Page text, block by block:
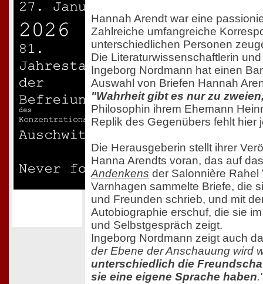
Hannah Arendt war eine
Zahlreiche umfangreiche
unterschiedlichen Personen
Die Literaturwissenschaftlerin
Ingeborg Nordmann hat einen
Auswahl von Briefen Hannah
"Wahrheit gibt es nur zu
Philosophin ihrem Ehemann
Replik des Gegenübers fehlt hier
Die Herausgeberin stellt ihrer
Hanna Arendts voran, das auf
Andenkens der Salonnière
Varnhagen sammelte Briefe, die
und Freunden schrieb, und mit
Autobiographie erschuf, die sie
und Selbstgespräch zeigt.
Ingeborg Nordmann zeigt auch
der Ebene der Anschauung wird
unterschiedlich die
sie eine eigene Sprache haben